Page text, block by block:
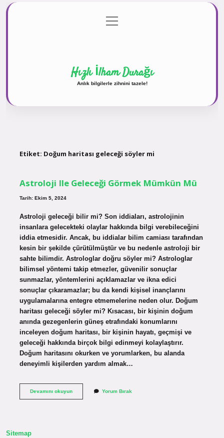
Gizlilik Politikası
menüyü
aç
Hızlı İlham Durağı
Anlık bilgilerle zihnini tazele!
Etiket: Doğum haritası geleceği söyler mi
Astroloji Ile Geleceği Görmek Mümkün Mü
Tarih: Ekim 5, 2024
Astroloji geleceği bilir mi? Son iddiaları, astrolojinin
insanlara gelecekteki olaylar hakkında bilgi verebileceğini
iddia etmesidir. Ancak, bu iddialar bilim camiası tarafından
kesin bir şekilde çürütülmüştür ve bu nedenle astroloji bir
sahte bilimdir. Astrologlar doğru söyler mi? Astrologlar
bilimsel yöntemi takip etmezler, güvenilir sonuçlar
sunmazlar, yöntemlerini açıklamazlar ve ikna edici
sonuçlar çıkaramazlar; bu da kendi kişisel inançlarını
uygulamalarına entegre etmemelerine neden olur. Doğum
haritası geleceği söyler mi? Kısacası, bir kişinin doğum
anında gezegenlerin güneş etrafındaki konumlarını
inceleyen doğum haritası, bir kişinin hayatı, geçmişi ve
geleceği hakkında birçok bilgi edinmeyi kolaylaştırır.
Doğum haritasını okurken ve yorumlarken, bu alanda
deneyimli kişilerden yardım almak…
Devamını okuyunAstroloji
Yorum Bırak
Sitemap